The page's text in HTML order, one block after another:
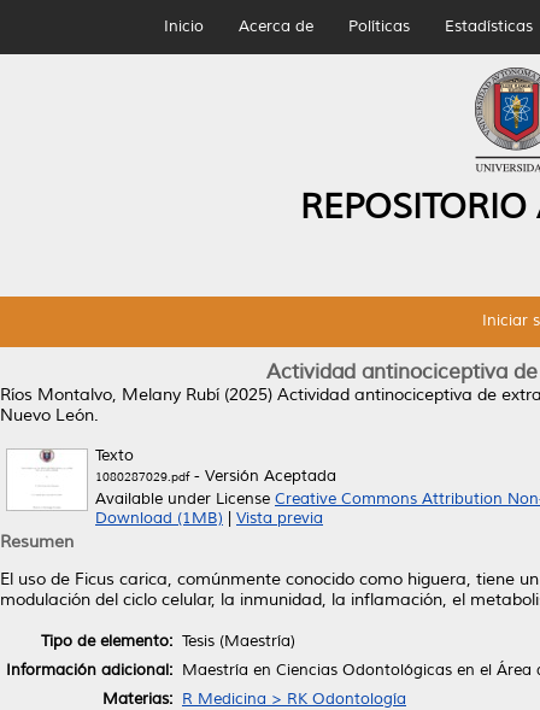
Inicio Acerca de Políticas Estadísticas
Iniciar
Actividad antinociceptiva
Ríos Montalvo, Melany Rubí (2025) Actividad antinociceptiva de
Nuevo León.
Texto
1080287029.pdf- Versión Aceptada
Available under License Creative Commons Attribution
Download (1MB)
Vista previa
Resumen
El uso de Ficus carica, comúnmente conocido como higuera, tiene
modulación del ciclo celular, la inmunidad, la inflamación, el
Tipo de elemento: Tesis (Maestría)
Información adicional: Maestría en Ciencias Odontológicas en el Área
Materias: R Medicina > RK Odontología